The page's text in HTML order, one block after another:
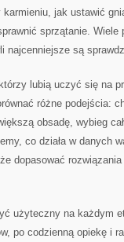
jak ustawić
sprzątanie. Wiele
najcenniejsze są
lubią uczyć się na
różne podejścia:
obsadę, wybieg
co działa w danych
dopasować
użyteczny na każdym
po codzienną opiekę i